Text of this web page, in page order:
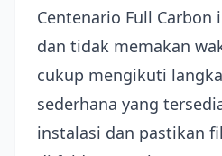
Centenario Full Carbon
dan tidak memakan
cukup mengikuti
sederhana yang
instalasi dan pastikan